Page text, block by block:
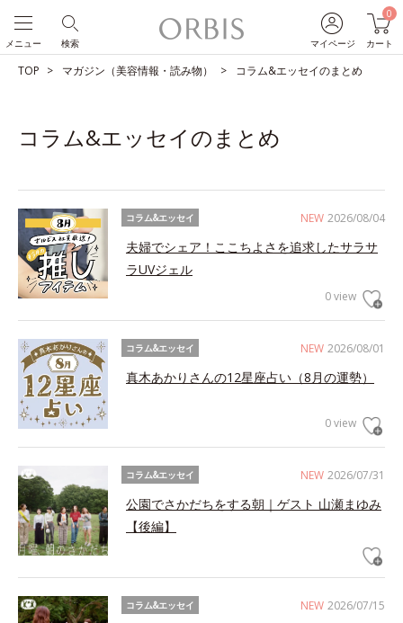
マイページ
0
カート
検索
メニュー
TOP マガジン（美容情報・読み物） コラム&エッセイのまとめ
コラム&エッセイのまとめ
NEW 2026/08/04
コラム&エッセイ
夫婦でシェア！ここちよさを追求したサラサ
ラUVジェル
0 view
NEW 2026/08/01
コラム&エッセイ
真木あかりさんの12星座占い（8月の運勢）
0 view
NEW 2026/07/31
コラム&エッセイ
公園でさかだちをする朝｜ゲスト 山瀬まゆみ
【後編】
NEW 2026/07/15
コラム&エッセイ